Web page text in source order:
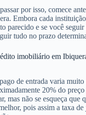
por isso, comece
Embora cada
parecido e se você
tudo no prazo
imobiliário em
de entrada varia
20% do
mas não se esqueça que
pois assim a taxa